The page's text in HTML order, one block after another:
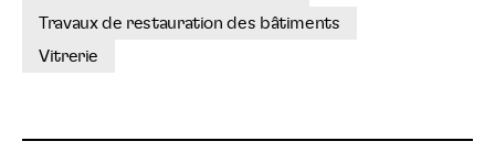
Travaux de restauration des bâtiments
Vitrerie